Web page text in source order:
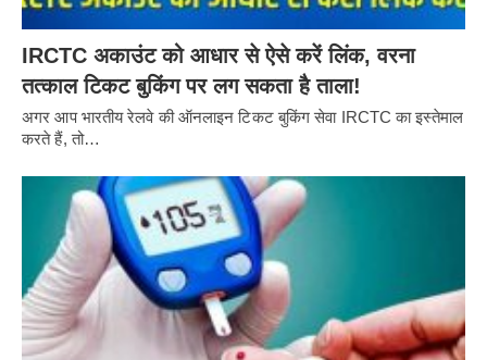
IRCTC अकाउंट को आधार से ऐसे करें लिंक, वरना
तत्काल टिकट बुकिंग पर लग सकता है ताला!
अगर आप भारतीय रेलवे की ऑनलाइन टिकट बुकिंग सेवा IRCTC का इस्तेमाल
करते हैं, तो…